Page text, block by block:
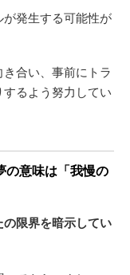
発生する可能性が
合い、事前にトラ
るよう努力してい
の意味は「我慢の
限界を暗示してい